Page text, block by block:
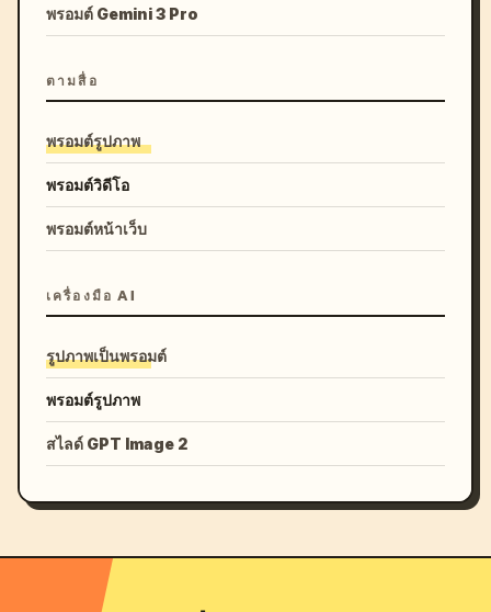
พรอมต์ Gemini 3 Pro
ตามสื่อ
พรอมต์รูปภาพ
พรอมต์วิดีโอ
พรอมต์หน้าเว็บ
เครื่องมือ AI
รูปภาพเป็นพรอมต์
พรอมต์รูปภาพ
สไลด์ GPT Image 2